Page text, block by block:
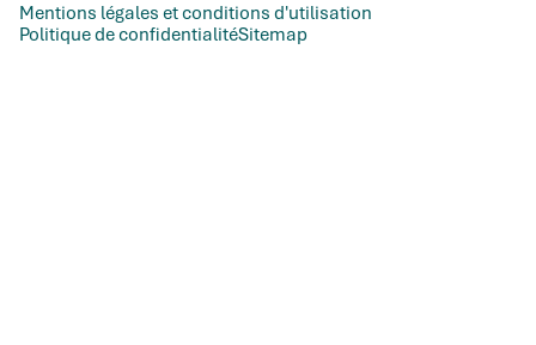
Mentions légales et conditions d'utilisation
Politique de confidentialitéSitemap